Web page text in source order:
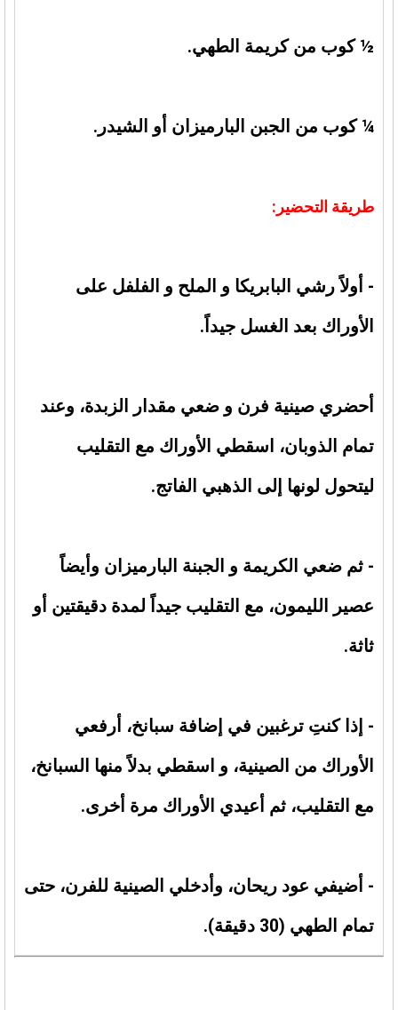
½ كوب من كريمة الطهي.
¼ كوب من الجبن البارميزان أو الشيدر.
طريقة التحضير:
- أولاً رشي البابريكا و الملح و الفلفل على
الأوراك بعد الغسل جيداً.
أحضري صينية فرن و ضعي مقدار الزبدة، وعند
تمام الذوبان، اسقطي الأوراك مع التقليب
ليتحول لونها إلى الذهبي الفاتج.
- ثم ضعي الكريمة و الجبنة البارميزان وأيضاً
عصير الليمون، مع التقليب جيداً لمدة دقيقتين أو
ثاثة.
- إذا كنتِ ترغبين في إضافة سبانخ، أرفعي
الأوراك من الصينية، و اسقطي بدلاً منها السبانخ،
مع التقليب، ثم أعيدي الأوراك مرة أخرى.
- أضيفي عود ريحان، وأدخلي الصينية للفرن، حتى
تمام الطهي (30 دقيقة).